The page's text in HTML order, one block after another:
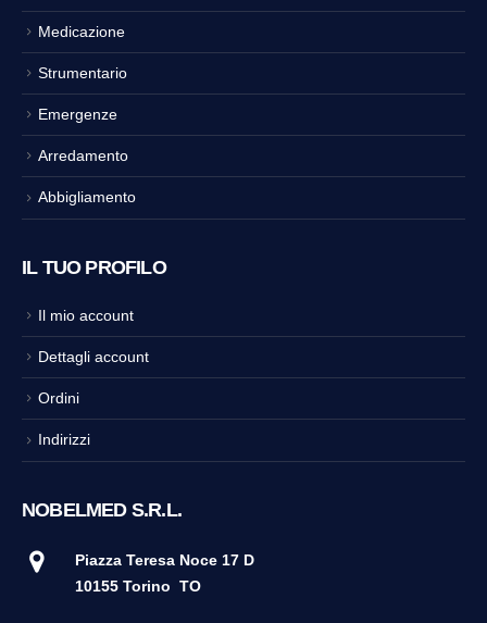
Medicazione
Strumentario
Emergenze
Arredamento
Abbigliamento
IL TUO PROFILO
Il mio account
Dettagli account
Ordini
Indirizzi
NOBELMED S.R.L.
Piazza Teresa Noce 17 D
10155 Torino TO